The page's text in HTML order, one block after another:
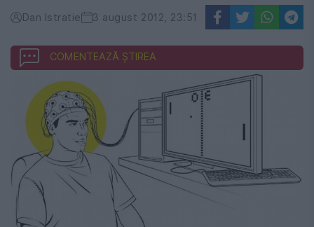
Dan Istratie 3 august 2012, 23:51
COMENTEAZĂ ȘTIREA